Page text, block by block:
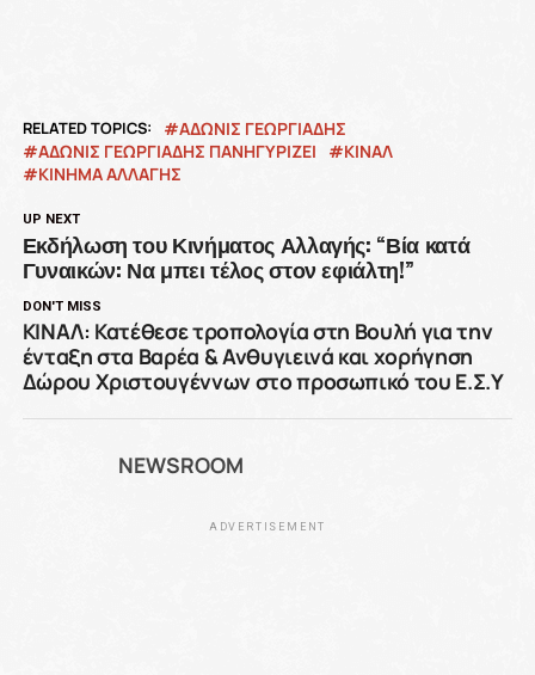
RELATED TOPICS:
ΆΔΩΝΙΣ ΓΕΩΡΓΙΆΔΗΣ
ΑΔΩΝΙΣ ΓΕΩΡΓΙΑΔΗΣ ΠΑΝΗΓΥΡΙΖΕΙ
ΚΙΝΑΛ
ΚΙΝΗΜΑ ΑΛΛΑΓΗΣ
UP NEXT
Εκδήλωση του Κινήματος Αλλαγής: “Βία κατά
Γυναικών: Να μπει τέλος στον εφιάλτη!”
DON'T MISS
ΚΙΝΑΛ: Κατέθεσε τροπολογία στη Βουλή για την
ένταξη στα Βαρέα & Ανθυγιεινά και χορήγηση
Δώρου Χριστουγέννων στο προσωπικό του Ε.Σ.Υ
NEWSROOM
ADVERTISEMENT